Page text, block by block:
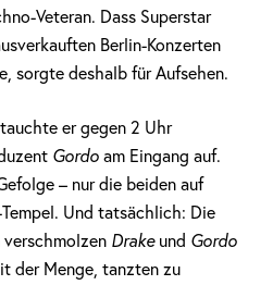
Veteran. Dass Superstar
Berlin-Konzerten
sorgte deshalb für Aufsehen.
er gegen 2 Uhr
Gordo am Eingang auf.
– nur die beiden auf
Und tatsächlich: Die
Drake und Gordo
der Menge, tanzten zu